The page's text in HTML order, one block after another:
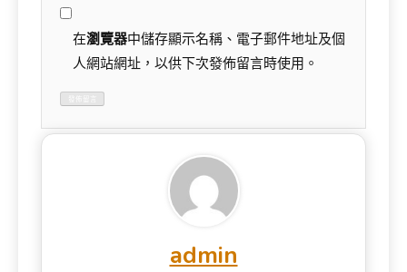
在瀏覽器中儲存顯示名稱、電子郵件地址及個
人網站網址，以供下次發佈留言時使用。
admin